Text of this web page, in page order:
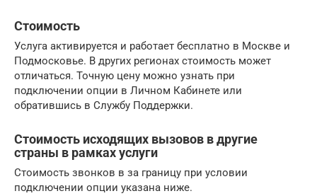
Стоимость
Услуга активируется и работает бесплатно в Москве и
Подмосковье. В других регионах стоимость может
отличаться. Точную цену можно узнать при
подключении опции в Личном Кабинете или
обратившись в Службу Поддержки.
Стоимость исходящих вызовов в другие
страны в рамках услуги
Стоимость звонков в за границу при условии
подключении опции указана ниже.